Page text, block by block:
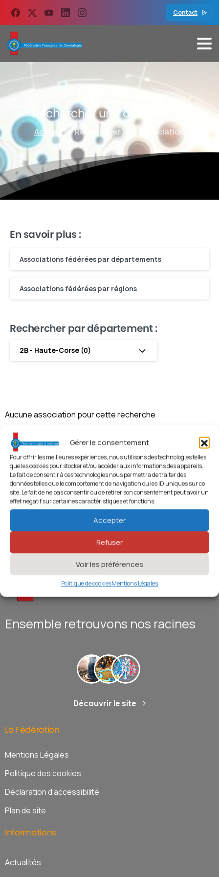
Gérer le consentement
Pour offrir les meilleures expériences, nous utilisons des technologies telles
que les cookies pour stocker et/ou accéder aux informations des appareils.
Le fait de consentir à ces technologies nous permettra de traiter des
données telles que le comportement de navigation ou les ID uniques sur ce
site. Le fait de ne pas consentir ou de retirer son consentement peut avoir un
effet négatif sur certaines caractéristiques et fonctions.
Accepter
Refuser
Voir les préférences
Politique de cookiesMentions Légales
principal
Contact
Rechercheruneassociation
Accueil Rechercher une association
En savoir plus :
Associations fédérées par départements
Associations fédérées par régions
Rechercher par département :
2B - Haute-Corse (0)
Aucune association pour cette recherche
Ensemble retrouvons nos racines
Découvrir le site
La Fédération
Mentions Légales
Politique des cookies
Déclaration d'accessibilité
Plan de site
Informations
Actualités